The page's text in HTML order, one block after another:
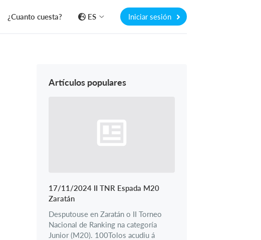
¿Cuanto cuesta? ES Iniciar sesión
Artículos populares
17/11/2024 II TNR Espada M20
Zaratán
Desputouse en Zaratán o II Torneo
Nacional de Ranking na categoría
Junior (M20). 100Tolos acudiu á